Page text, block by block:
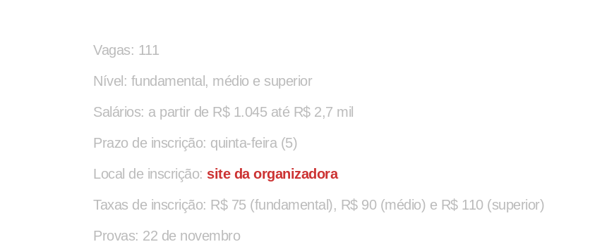
Vagas: 111
Nível: fundamental, médio e superior
Salários: a partir de R$ 1.045 até R$ 2,7 mil
Prazo de inscrição: quinta-feira (5)
Local de inscrição: site da organizadora
Taxas de inscrição: R$ 75 (fundamental), R$ 90 (médio) e R$ 110 (superior)
Provas: 22 de novembro